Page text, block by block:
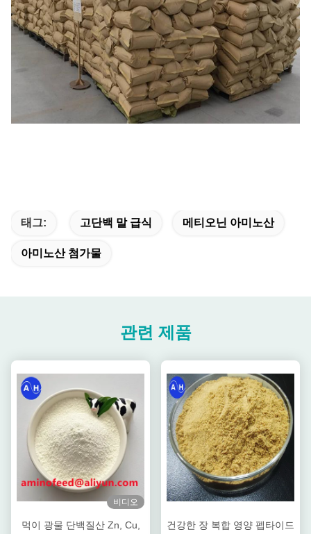
태그: 고단백 말 급식 메티오닌 아미노산
아미노산 첨가물
관련 제품
비디오
먹이 광물 단백질산 Zn, Cu,
건강한 장 복합 영양 펩타이드